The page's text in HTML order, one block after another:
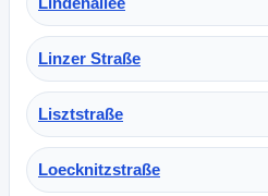
Linzer Straße
Lisztstraße
Loecknitzstraße